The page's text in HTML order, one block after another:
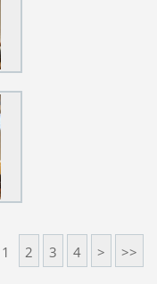
1 2 3 4 > >>